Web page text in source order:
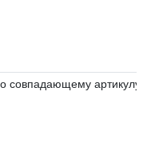
совпадающему артикулу